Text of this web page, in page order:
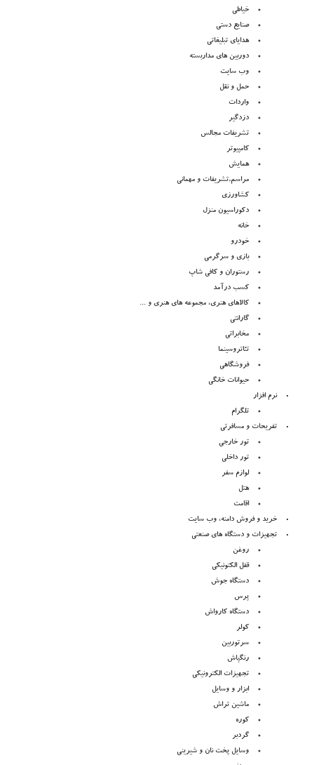
خیاطی
صنایع دستی
هدایای تبلیغاتی
دوربین های مداربسته
وب سایت
حمل و نقل
واردات
دزدگیر
تشریفات مجالس
کامپیوتر
همایش
مراسم,تشریفات و مهمانی
کشاورزی
دکوراسیون منزل
خانه
خودرو
بازی و سرگرمی
رستوران و کافی شاپ
کسب درآمد
کالاهای هنری، مجموعه های هنری و ...
گارانتی
مخابراتی
تئاتروسینما
فروشگاهی
حیوانات خانگی
نرم افزار
تلگرام
تفریحات و مسافرتی
تور خارجی
تور داخلی
لوازم سفر
هتل
اقامت
خرید و فروش دامنه، وب سایت
تجهیزات و دستگاه های صنعتی
روغن
قفل الکتونیکی
دستگاه جوش
پرس
دستگاه کارواش
کولر
سرتوربین
رنگپاش
تجهیزات الکترونیکی
ابزار و وسایل
ماشین تراش
کوره
گردبر
وسایل پخت نان و شیرینی